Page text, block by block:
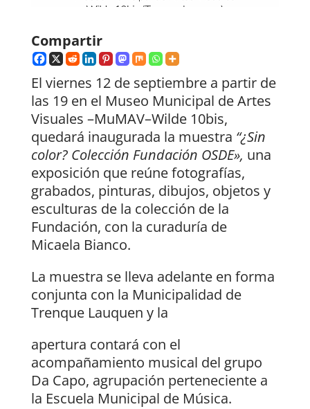
Compartir
El viernes 12 de septiembre a partir de
las 19 en el Museo Municipal de Artes
Visuales –MuMAV–Wilde 10bis,
quedará inaugurada la muestra “¿Sin
color? Colección Fundación OSDE», una
exposición que reúne fotografías,
grabados, pinturas, dibujos, objetos y
esculturas de la colección de la
Fundación, con la curaduría de
Micaela Bianco.
La muestra se lleva adelante en forma
conjunta con la Municipalidad de
Trenque Lauquen y la
apertura contará con el
acompañamiento musical del grupo
Da Capo, agrupación perteneciente a
la Escuela Municipal de Música.